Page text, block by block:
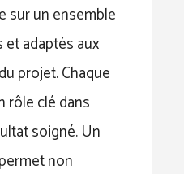
sur un ensemble
et adaptés aux
projet. Chaque
rôle clé dans
soigné. Un
non